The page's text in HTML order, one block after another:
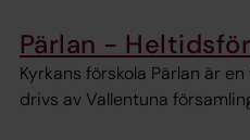
Pärlan -
Kyrkans förskola Pärlan är
drivs av Vallentuna